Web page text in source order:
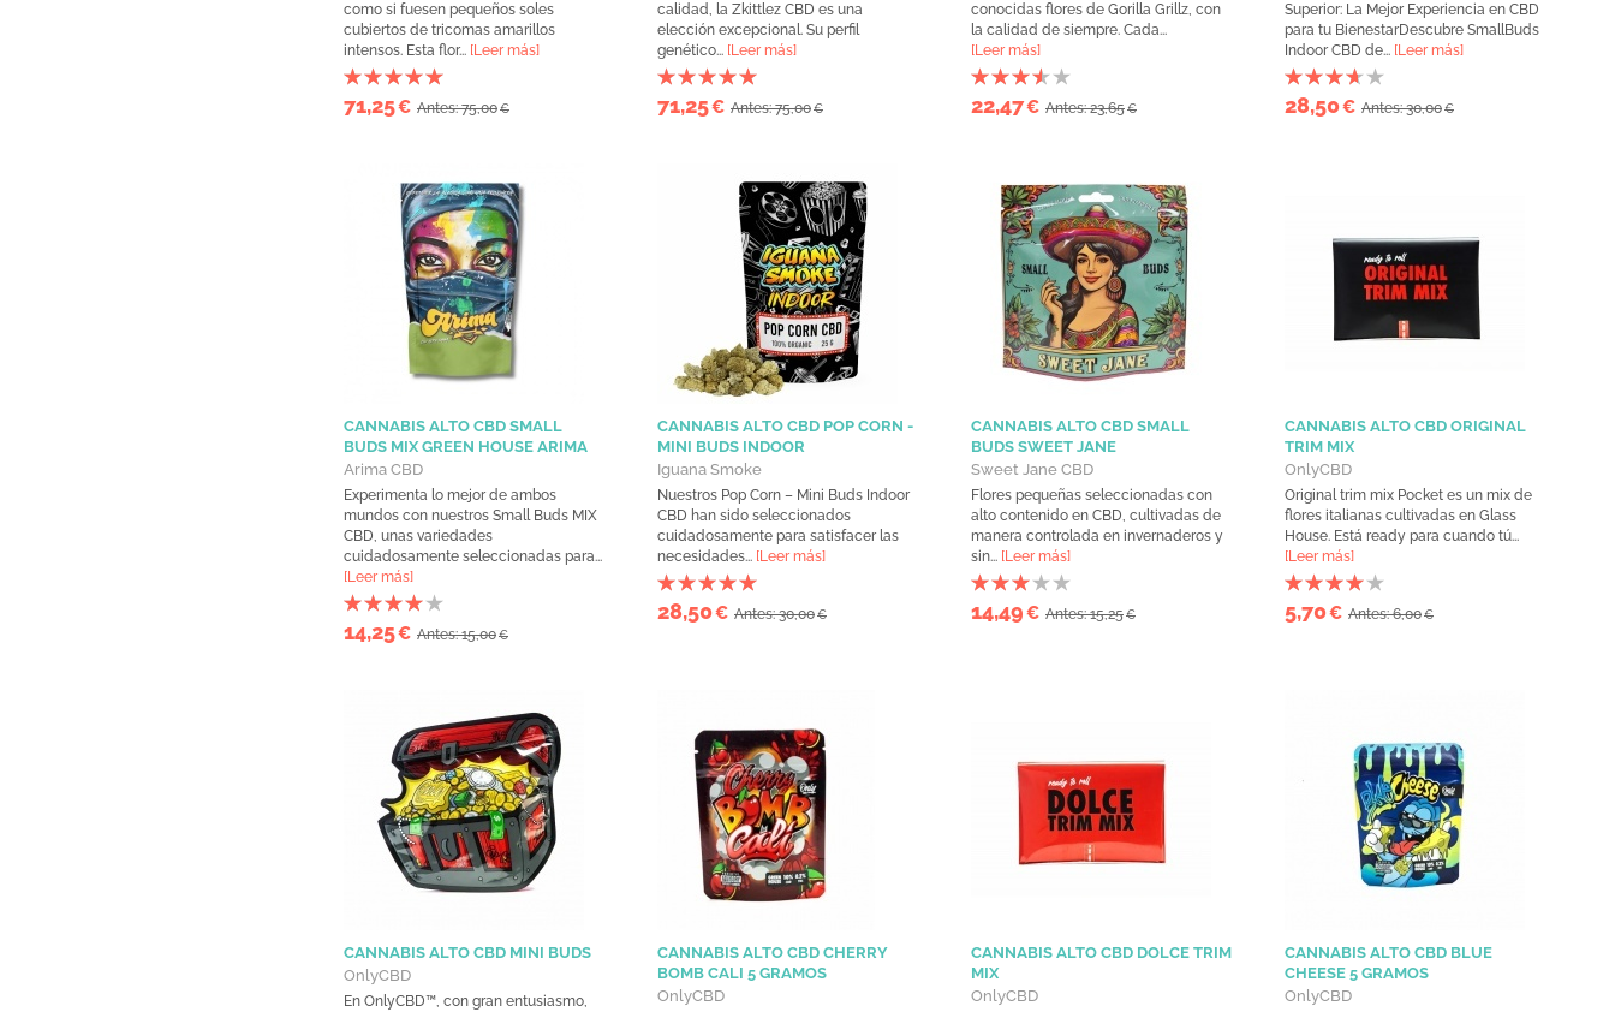
como si fuesen pequeños soles
cubiertos de tricomas amarillos
intensos. Esta flor... [Leer más]
71,25€ Antes: 75,00€
calidad, la Zkittlez CBD es una
elección excepcional. Su perfil
genético... [Leer más]
71,25€ Antes: 75,00€
conocidas flores de Gorilla Grillz, con
la calidad de siempre. Cada...
[Leer más]
22,47€ Antes: 23,65€
Superior: La Mejor Experiencia en CBD
para tu BienestarDescubre SmallBuds
Indoor CBD de... [Leer más]
28,50€ Antes: 30,00€
CANNABIS ALTO CBD SMALL
BUDS MIX GREEN HOUSE ARIMA
Arima CBD
Experimenta lo mejor de ambos
mundos con nuestros Small Buds MIX
CBD, unas variedades
cuidadosamente seleccionadas para...
[Leer más]
14,25€ Antes: 15,00€
CANNABIS ALTO CBD POP CORN -
MINI BUDS INDOOR
Iguana Smoke
Nuestros Pop Corn – Mini Buds Indoor
CBD han sido seleccionados
cuidadosamente para satisfacer las
necesidades... [Leer más]
28,50€ Antes: 30,00€
CANNABIS ALTO CBD SMALL
BUDS SWEET JANE
Sweet Jane CBD
Flores pequeñas seleccionadas con
alto contenido en CBD, cultivadas de
manera controlada en invernaderos y
sin... [Leer más]
14,49€ Antes: 15,25€
CANNABIS ALTO CBD ORIGINAL
TRIM MIX
OnlyCBD
Original trim mix Pocket es un mix de
flores italianas cultivadas en Glass
House. Está ready para cuando tú...
[Leer más]
5,70€ Antes: 6,00€
CANNABIS ALTO CBD MINI BUDS
OnlyCBD
En OnlyCBD™, con gran entusiasmo,
CANNABIS ALTO CBD CHERRY
BOMB CALI 5 GRAMOS
OnlyCBD
CANNABIS ALTO CBD DOLCE TRIM
MIX
OnlyCBD
CANNABIS ALTO CBD BLUE
CHEESE 5 GRAMOS
OnlyCBD